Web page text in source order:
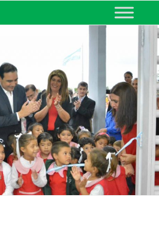
DE EDUCACIÓN